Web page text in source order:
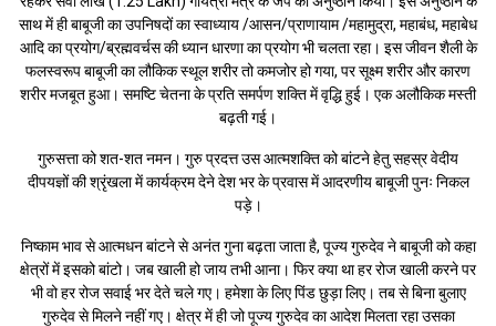
साथ में ही बाबूजी का उपनिषदों का स्वाध्याय /आसन/प्राणायाम /महामुद्रा, महाबंध, महाबेध
आदि का प्रयोग/ब्रह्मवर्चस की ध्यान धारणा का प्रयोग भी चलता रहा। इस जीवन शैली के
फलस्वरूप बाबूजी का लौकिक स्थूल शरीर तो कमजोर हो गया, पर सूक्ष्म शरीर और कारण
शरीर मजबूत हुआ। समष्टि चेतना के प्रति समर्पण शक्ति में वृद्धि हुई। एक अलौकिक मस्ती
बढ़ती गई।
गुरुसत्ता को शत-शत नमन। गुरु प्रदत्त उस आत्मशक्ति को बांटने हेतु सहस्र वेदीय
दीपयज्ञों की श्रृंखला में कार्यक्रम देने देश भर के प्रवास में आदरणीय बाबूजी पुनः निकल
पड़े।
निष्काम भाव से आत्मधन बांटने से अनंत गुना बढ़ता जाता है, पूज्य गुरुदेव ने बाबूजी को कहा
क्षेत्रों में इसको बांटो। जब खाली हो जाय तभी आना। फिर क्या था हर रोज खाली करने पर
भी वो हर रोज सवाई भर देते चले गए। हमेशा के लिए पिंड छुड़ा लिए। तब से बिना बुलाए
गुरुदेव से मिलने नहीं गए। क्षेत्र में ही जो पूज्य गुरुदेव का आदेश मिलता रहा उसका